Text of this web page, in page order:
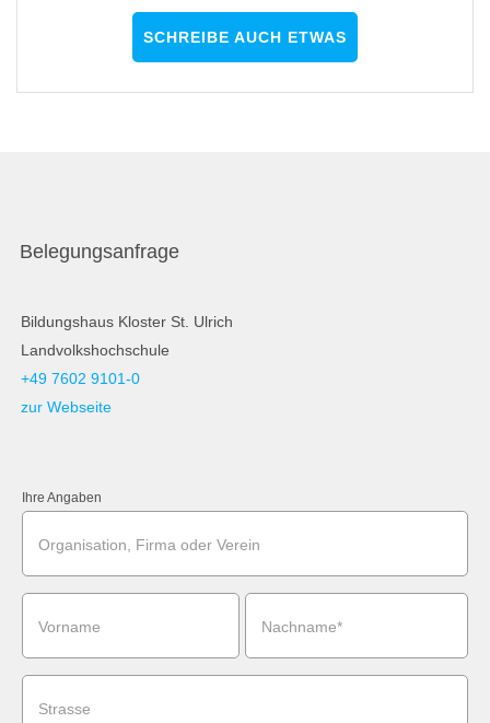
SCHREIBE AUCH ETWAS
Belegungsanfrage
Bildungshaus Kloster St. Ulrich
Landvolkshochschule
+49 7602 9101-0
zur Webseite
Ihre Angaben
Organisation, Firma oder Verein
Vorname Nachname*
Strasse